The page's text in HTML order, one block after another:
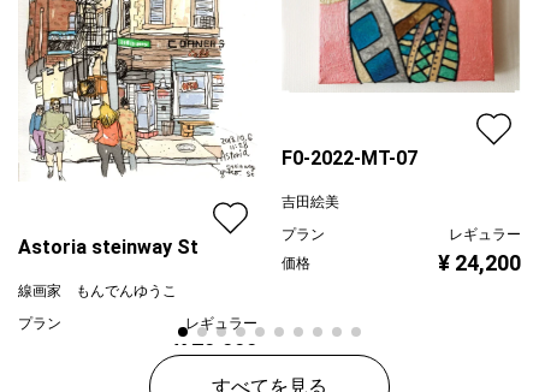
Astoria steinway St
線画家 もんでんゆうこ
プラン
レギュラー
¥ 70,000
F0-2022-MT-07
吉田絵美
プラン
レギュラー
価格
¥ 24,200
すべてを見る